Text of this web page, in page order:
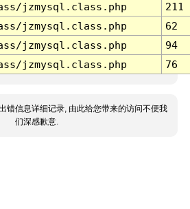
jzmysql.class.php
211
jzmysql.class.php
62
jzmysql.class.php
94
jzmysql.class.php 76
错信息详细记录, 由此给您带来的访问不便我
们深感歉意.